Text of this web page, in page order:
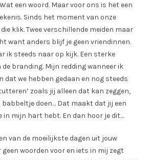
een woord. Maar voor ons is het een
Sinds het moment van onze
klik. Twee verschillende meiden maar
want anders blijf je geen vriendinnen.
ik steeds naar op kijk. Een sterke
branding. Mijn redding wanneer ik
dat we hebben gedaan en nog steeds
zoals jij alleen dat kan zeggen,
babbeltje doen… Dat maakt dat jij een
in mijn hart hebt. En dan hoor je dit…
van de moeilijkste dagen uit jouw
geen woorden voor en iets in mij zegt